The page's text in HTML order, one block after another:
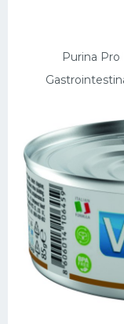
Purina